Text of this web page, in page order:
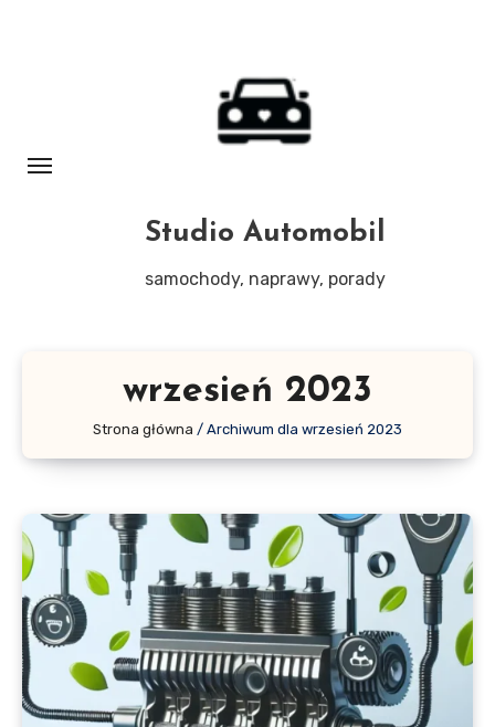
Studio Automobil
samochody, naprawy, porady
wrzesień 2023
Strona główna / Archiwum dla wrzesień 2023